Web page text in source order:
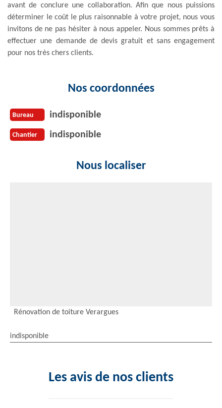
avant de conclure une collaboration. Afin que nous puissions
déterminer le coût le plus raisonnable à votre projet, nous vous
invitons de ne pas hésiter à nous appeler. Nous sommes prêts à
effectuer une demande de devis gratuit et sans engagement
pour nos très chers clients.
Nos coordonnées
Bureau indisponible
Chantier indisponible
Nous localiser
Rénovation de toiture Verargues
indisponible
Les avis de nos clients